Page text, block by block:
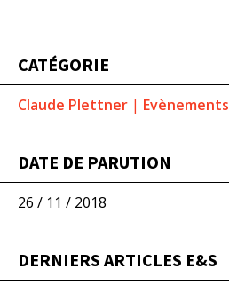
CATÉGORIE
Claude Plettner | Evènements
DATE DE PARUTION
26 / 11 / 2018
DERNIERS ARTICLES E&S